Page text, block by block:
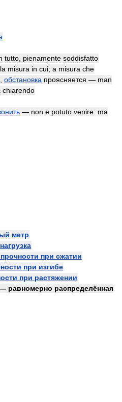
tutto pienamente soddisfatto
misura in cui; a misura che
обстановка проясняется — man
chiarendo
— non e potuto venire: ma
метр
нагрузка
прочности при сжатии
при изгибе
при растяжении
равномерно распределённая